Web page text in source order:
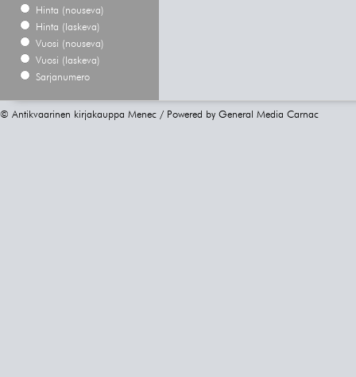
Hinta (nouseva)
Hinta (laskeva)
Vuosi (nouseva)
Vuosi (laskeva)
Sarjanumero
© Antikvaarinen kirjakauppa Menec / Powered by General Media Carnac